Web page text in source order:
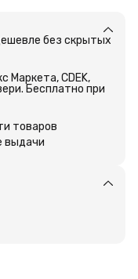
без скрытых
Маркета, CDEK,
Бесплатно при
товаров
выдачи